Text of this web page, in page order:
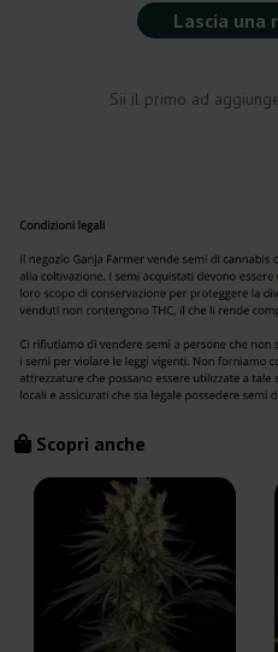
Lascia una
Sii il primo ad
Scopri anche